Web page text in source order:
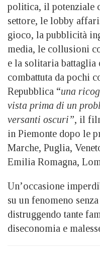
politica, il potenziale
settore, le lobby
gioco, la pubblicità
media, le collusioni
e la solitaria
combattuta da pochi
Repubblica “una
vista prima di un
versanti oscuri”, il
in Piemonte dopo le
Marche, Puglia,
Emilia Romagna,
Un’occasione
su un fenomeno
distruggendo tante
diseconomia e